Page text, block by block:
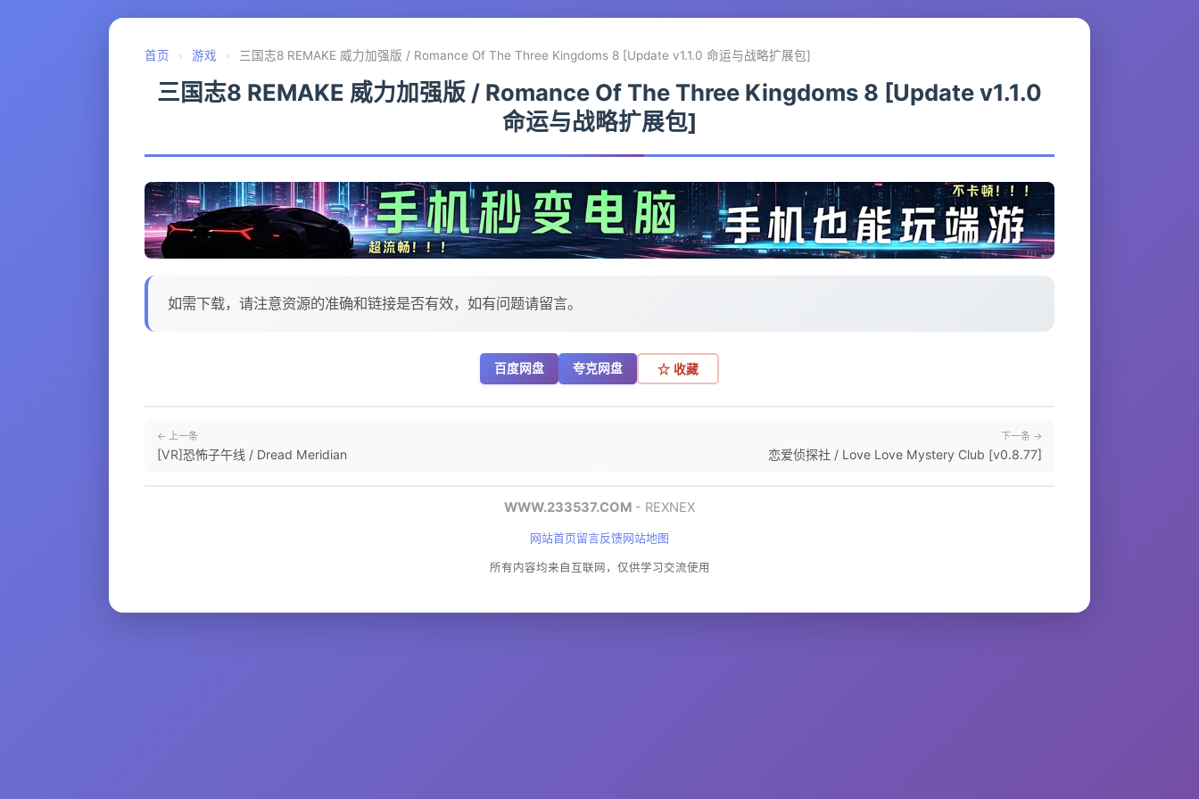
首页 › 游戏 › 三国志8 REMAKE 威力加强版 / Romance Of The Three Kingdoms 8 [Update v1.1.0 命运与战略扩展包]
三国志8 REMAKE 威力加强版 / Romance Of The Three Kingdoms 8 [Update v1.1.0
命运与战略扩展包]
如需下载，请注意资源的准确和链接是否有效，如有问题请留言。
百度网盘 夸克网盘 ☆ 收藏
← 上一条
[VR]恐怖子午线 / Dread Meridian
下一条 →
恋爱侦探社 / Love Love Mystery Club [v0.8.77]
WWW.233537.COM - REXNEX
网站首页留言反馈网站地图
所有内容均来自互联网，仅供学习交流使用